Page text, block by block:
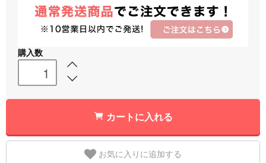
購入数
カートに入れる
お気に入りに追加する